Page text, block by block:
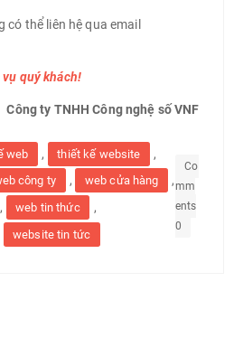
có thể liên hệ qua email
quý khách!
Công ty TNHH Công nghệ số VNF
web , thiết kế website ,
công ty , web cửa hàng ,
, web tin thức ,
website tin tức
Co
mm
ents
0